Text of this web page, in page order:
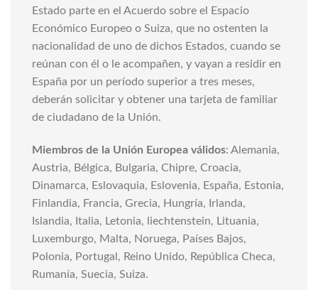
Estado parte en el Acuerdo sobre el Espacio
Económico Europeo o Suiza, que no ostenten la
nacionalidad de uno de dichos Estados, cuando se
reúnan con él o le acompañen, y vayan a residir en
España por un período superior a tres meses,
deberán solicitar y obtener una tarjeta de familiar
de ciudadano de la Unión.
Miembros de la Unión Europea válidos: Alemania,
Austria, Bélgica, Bulgaria, Chipre, Croacia,
Dinamarca, Eslovaquia, Eslovenia, España, Estonia,
Finlandia, Francia, Grecia, Hungría, Irlanda,
Islandia, Italia, Letonia, liechtenstein, Lituania,
Luxemburgo, Malta, Noruega, Países Bajos,
Polonia, Portugal, Reino Unido, República Checa,
Rumanía, Suecia, Suiza.